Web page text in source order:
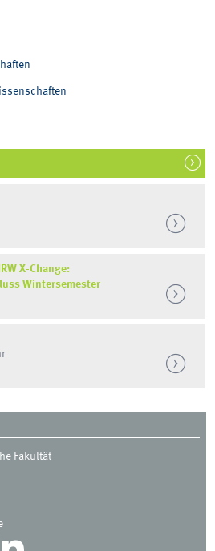
X-Change:
Wintersemester
Fakultät